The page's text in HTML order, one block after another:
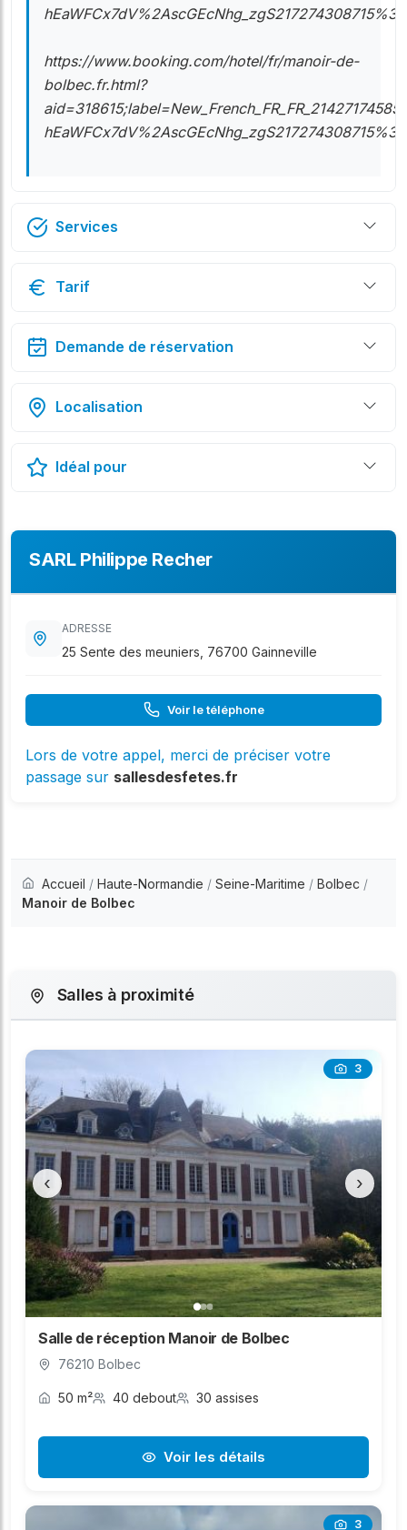
https://www.booking.com/hotel/fr/manoir-de-
bolbec.fr.html?
aid=318615;label=New_French_FR_FR_21427174585-
Services
Tarif
Demande de réservation
Localisation
Idéal pour
SARL Philippe Recher
ADRESSE
25 Sente des meuniers, 76700 Gainneville
Voir le téléphone
Lors de votre appel, merci de préciser votre
passage sur sallesdesfetes.fr
Accueil / Haute-Normandie / Seine-Maritime / Bolbec /
Manoir de Bolbec
Salles à proximité
3
‹ ›
Salle de réception Manoir de Bolbec
76210 Bolbec
50 m² 40 debout 30 assises
Voir les détails
3